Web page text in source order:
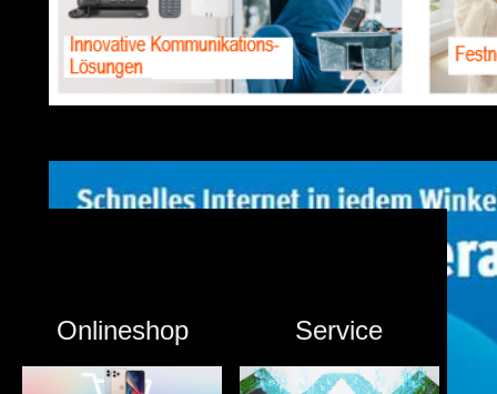
Onlineshop Service